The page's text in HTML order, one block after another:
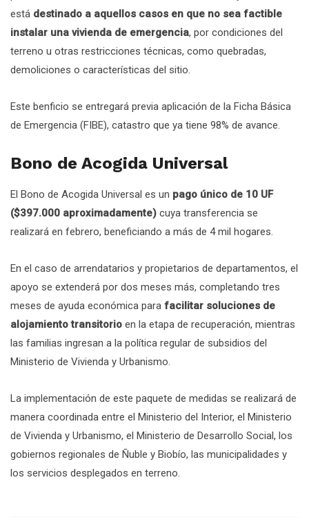
está destinado a aquellos casos en que no sea factible
instalar una vivienda de emergencia, por condiciones del
terreno u otras restricciones técnicas, como quebradas,
demoliciones o características del sitio.
Este benficio se entregará previa aplicación de la Ficha Básica
de Emergencia (FIBE), catastro que ya tiene 98% de avance.
Bono de Acogida Universal
El Bono de Acogida Universal es un pago único de 10 UF
($397.000 aproximadamente) cuya transferencia se
realizará en febrero, beneficiando a más de 4 mil hogares.
En el caso de arrendatarios y propietarios de departamentos, el
apoyo se extenderá por dos meses más, completando tres
meses de ayuda económica para facilitar soluciones de
alojamiento transitorio en la etapa de recuperación, mientras
las familias ingresan a la política regular de subsidios del
Ministerio de Vivienda y Urbanismo.
La implementación de este paquete de medidas se realizará de
manera coordinada entre el Ministerio del Interior, el Ministerio
de Vivienda y Urbanismo, el Ministerio de Desarrollo Social, los
gobiernos regionales de Ñuble y Biobío, las municipalidades y
los servicios desplegados en terreno.